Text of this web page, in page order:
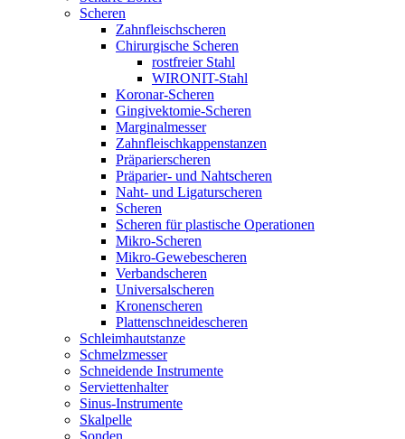
Scheren
Zahnfleischscheren
Chirurgische Scheren
rostfreier Stahl
WIRONIT-Stahl
Koronar-Scheren
Gingivektomie-Scheren
Marginalmesser
Zahnfleischkappenstanzen
Präparierscheren
Präparier- und Nahtscheren
Naht- und Ligaturscheren
Scheren
Scheren für plastische Operationen
Mikro-Scheren
Mikro-Gewebescheren
Verbandscheren
Universalscheren
Kronenscheren
Plattenschneidescheren
Schleimhautstanze
Schmelzmesser
Schneidende Instrumente
Serviettenhalter
Sinus-Instrumente
Skalpelle
Sonden